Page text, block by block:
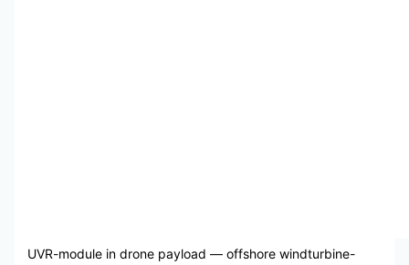
UVR-module in drone payload — offshore windturbine-